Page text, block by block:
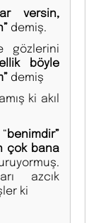
versin,
demiş.
gözlerini
böyle
demiş
ki akıl
benimdir”
çok bana
azcık
ki